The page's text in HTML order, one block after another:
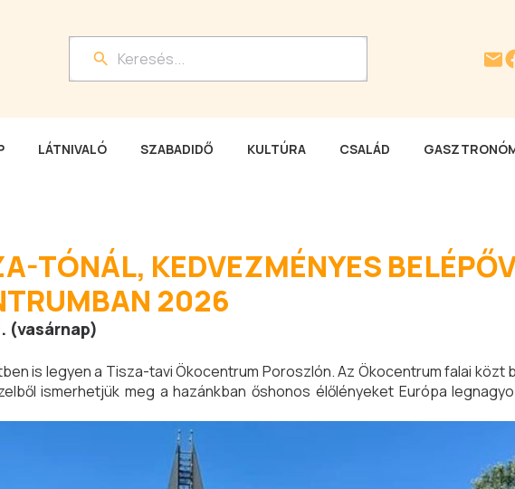
LÁTNIVALÓ SZABADIDŐ KULTÚRA CSALÁD
TÓNÁL, KEDVEZMÉNYES
2026
(vasárnap)
is legyen a Tisza-tavi Ökocentrum Poroszlón. Az Ökocentrum falai közt
ismerhetjük meg a hazánkban őshonos élőlényeket Európa